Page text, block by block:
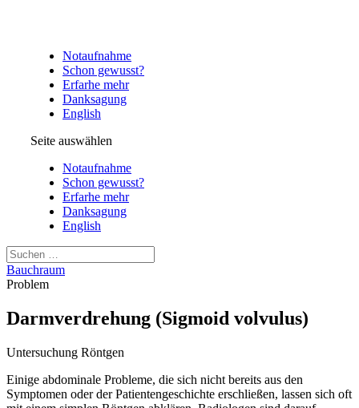
Notaufnahme
Schon gewusst?
Erfarhe mehr
Danksagung
English
Seite auswählen
Notaufnahme
Schon gewusst?
Erfarhe mehr
Danksagung
English
Bauchraum
Problem
Darmverdrehung (Sigmoid volvulus)
Untersuchung Röntgen
Einige abdominale Probleme, die sich nicht bereits aus den
Symptomen oder der Patientengeschichte erschließen, lassen sich oft